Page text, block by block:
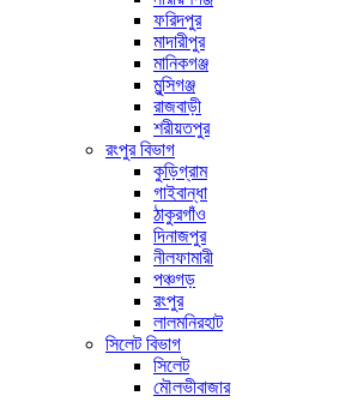
ফরিদপুর
মাদারীপুর
মানিকগঞ্জ
মুন্সিগঞ্জ
রাজবাড়ী
শরীয়তপুর
রংপুর বিভাগ
কুড়িগ্রাম
গাইবান্ধা
ঠাকুরগাঁও
দিনাজপুর
নীলফামারী
পঞ্চগড়
রংপুর
লালমনিরহাট
সিলেট বিভাগ
সিলেট
মৌলভীবাজার